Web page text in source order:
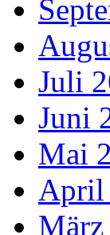
Juli
Juni
Mai
April
März